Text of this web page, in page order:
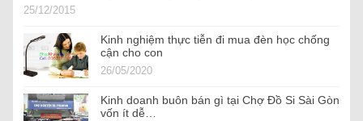
25/12/2015
Kinh nghiệm thực tiễn đi mua đèn học chống
cận cho con
26/05/2020
Kinh doanh buôn bán gì tại Chợ Đồ Si Sài Gòn
vốn ít dễ…